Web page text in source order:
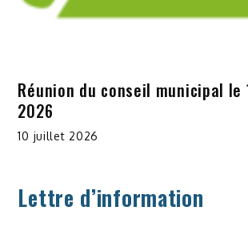
Réunion du conseil municipal
2026
10 juillet 2026
Lettre d’information